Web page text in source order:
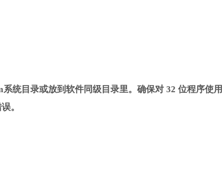
统目录或放到软件同级目录里。确保对 32 位程序使用
。